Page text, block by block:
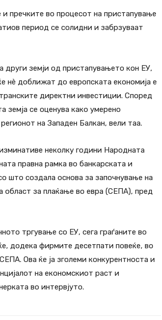
пречките во процесот на пристапување
период се солидни и забрзуваат
други земји од пристапувањето кон ЕУ,
доближат до европската економија е
директни инвестиции. Според
земја се оценува како умерено
на Западен Балкан, вели таа.
неколку години Народната
правна рамка во банкарската и
што создала основа за започнување на
област за плаќање во евра (СЕПА), пред
тргување со ЕУ, сега граѓаните во
додека фирмите десетпати повеќе, во
Ова ќе ја зголеми конкурентноста и
на економскиот раст и
во интервјуто.